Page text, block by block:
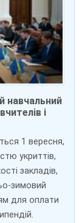
навчальний
і
1 вересня,
укриттів,
закладів,
зимовий
для оплати